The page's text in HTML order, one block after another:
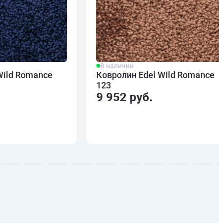
Romance
В наличии
Ковролин Edel Wild Romance
123
9 952 руб.